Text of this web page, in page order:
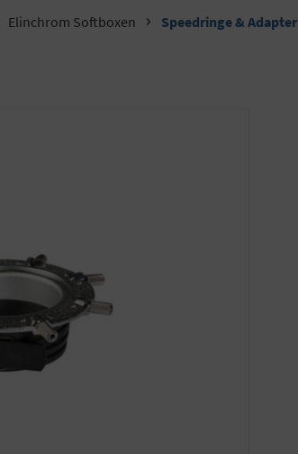
Elinchrom Softboxen Speedringe & Adapter